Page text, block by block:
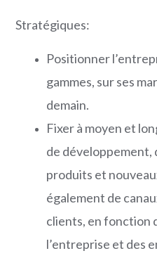
Stratégiques:
Positionner
gammes, sur ses
demain.
Fixer à moyen et
de développement,
produits et
également de
clients, en fonction
l’entreprise et des